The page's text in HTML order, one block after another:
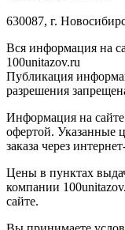
630087, г.
Вся информация на
100unitazov.ru
Публикация
разрешения
Информация на сайте
офертой. Указанные
заказа через
Цены в пунктах
компании
сайте.